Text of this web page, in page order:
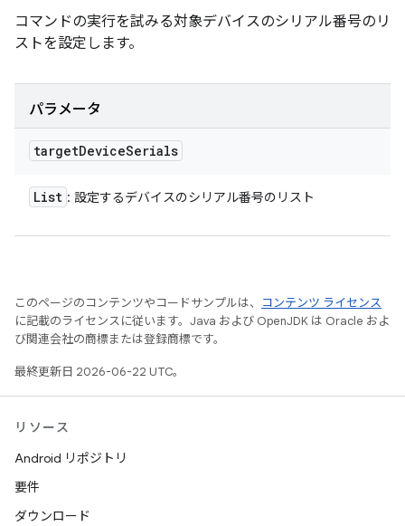
コマンドの実行を試みる対象デバイスのシリアル番号のリ
ストを設定します。
パラメータ
targetDeviceSerials
List : 設定するデバイスのシリアル番号のリスト
このページのコンテンツやコードサンプルは、
コンテンツ ライセンス
に記載のライセンスに従います。Java および OpenJDK は Oracle およ
び関連会社の商標または登録商標です。
最終更新日 2026-06-22 UTC。
リソース
Android リポジトリ
要件
ダウンロード